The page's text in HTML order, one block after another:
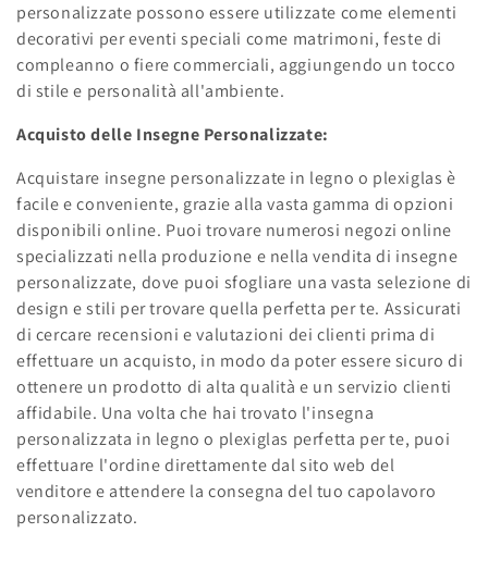
personalizzate possono essere utilizzate come elementi
decorativi per eventi speciali come matrimoni, feste di
compleanno o fiere commerciali, aggiungendo un tocco
di stile e personalità all'ambiente.
Acquisto delle Insegne Personalizzate:
Acquistare insegne personalizzate in legno o plexiglas è
facile e conveniente, grazie alla vasta gamma di opzioni
disponibili online. Puoi trovare numerosi negozi online
specializzati nella produzione e nella vendita di insegne
personalizzate, dove puoi sfogliare una vasta selezione di
design e stili per trovare quella perfetta per te. Assicurati
di cercare recensioni e valutazioni dei clienti prima di
effettuare un acquisto, in modo da poter essere sicuro di
ottenere un prodotto di alta qualità e un servizio clienti
affidabile. Una volta che hai trovato l'insegna
personalizzata in legno o plexiglas perfetta per te, puoi
effettuare l'ordine direttamente dal sito web del
venditore e attendere la consegna del tuo capolavoro
personalizzato.